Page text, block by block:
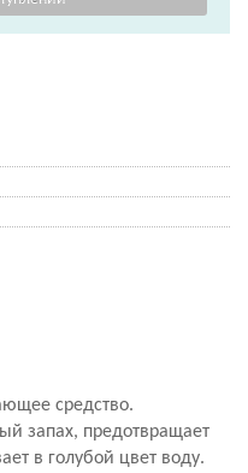
средство.
запах, предотвращает
в голубой цвет воду.